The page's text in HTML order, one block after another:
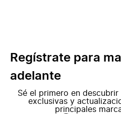
Regístrate para
adelante
Sé el primero en
exclusivas y
principales